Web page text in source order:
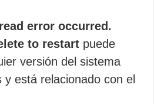
error occurred.
to restart puede
versión del sistema
está relacionado con el